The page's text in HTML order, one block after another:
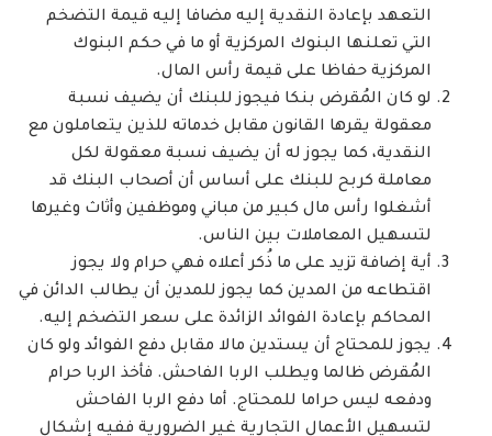
التعهد بإعادة النقدية إليه مضافا إليه قيمة التضخم
التي تعلنها البنوك المركزية أو ما في حكم البنوك
المركزية حفاظا على قيمة رأس المال.
لو كان المُقرض بنكا فيجوز للبنك أن يضيف نسبة
معقولة يقرها القانون مقابل خدماته للذين يتعاملون مع
النقدية، كما يجوز له أن يضيف نسبة معقولة لكل
معاملة كربح للبنك على أساس أن أصحاب البنك قد
أشغلوا رأس مال كبير من مباني وموظفين وأثاث وغيرها
لتسهيل المعاملات بين الناس.
أية إضافة تزيد على ما ذُكر أعلاه فهي حرام ولا يجوز
اقتطاعه من المدين كما يجوز للمدين أن يطالب الدائن في
المحاكم بإعادة الفوائد الزائدة على سعر التضخم إليه.
يجوز للمحتاج أن يستدين مالا مقابل دفع الفوائد ولو كان
المُقرض ظالما ويطلب الربا الفاحش. فأخذ الربا حرام
ودفعه ليس حراما للمحتاج. أما دفع الربا الفاحش
لتسهيل الأعمال التجارية غير الضرورية ففيه إشكال